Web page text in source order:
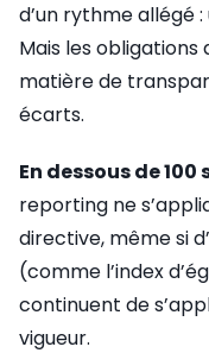
d’un rythme allégé :
Mais les
matière de
écarts.
En dessous de
reporting ne
directive, même si
(comme l’index
continuent de
vigueur.